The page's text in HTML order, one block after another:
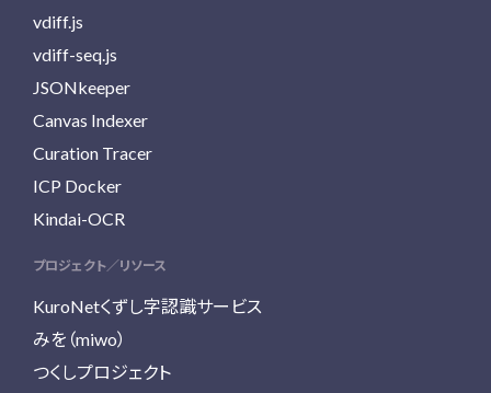
vdiff.js
vdiff-seq.js
JSONkeeper
Canvas Indexer
Curation Tracer
ICP Docker
Kindai-OCR
プロジェクト／リソース
KuroNetくずし字認識サービス
みを（miwo）
つくしプロジェクト